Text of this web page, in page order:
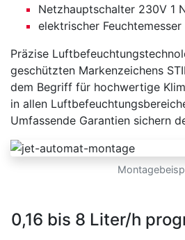
Netzhauptschalter 230V 1
elektrischer
Präzise
geschützten Markenzeichens
dem Begriff für hochwertige
in allen
Umfassende Garantien sichern
0,16 bis 8 Liter/h